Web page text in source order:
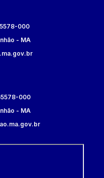
000
- MA
000
- MA